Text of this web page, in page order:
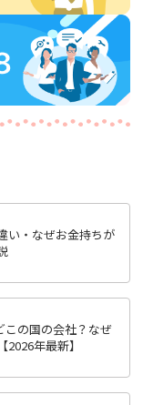
い・なぜお金持ちが
この国の会社？なぜ
年最新】